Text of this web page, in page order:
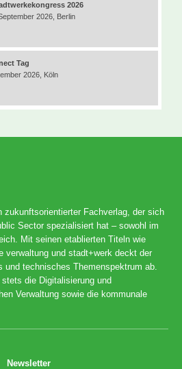
2026
2026, Berlin
Tag
2026, Köln
zukunftsorientierter Fachverlag, der sich
Sector spezialisiert hat – sowohl im
Mit seinen etablierten Titeln wie
verwaltung und stadt+werk deckt der
und technisches Themenspektrum ab.
die Digitalisierung und
Verwaltung sowie die kommunale
Newsletter